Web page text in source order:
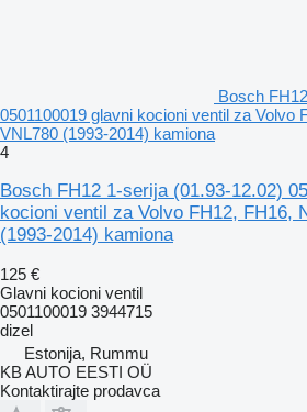
Bosch
0501100019 glavni kocioni ventil za Volvo
VNL780 (1993-2014) kamiona
4
Bosch FH12 1-serija (01.93-12.02)
kocioni ventil za Volvo FH12, FH16,
(1993-2014) kamiona
125 €
Glavni kocioni ventil
0501100019 3944715
dizel
Estonija, Rummu
KB AUTO EESTI OÜ
Kontaktirajte prodavca